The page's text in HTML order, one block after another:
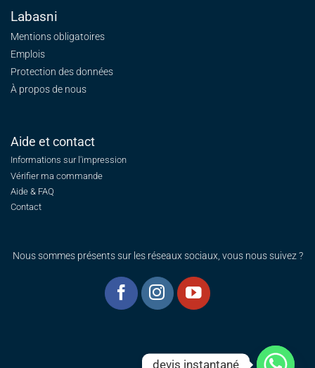
Labasni
Mentions obligatoires
Emplois
Protection des données
À propos de nous
Aide et contact
Informations sur l'impression
Vérifier ma commande
Aide & FAQ
Contact
Nous sommes présents sur les réseaux sociaux, vous nous suivez ?
devis instantané